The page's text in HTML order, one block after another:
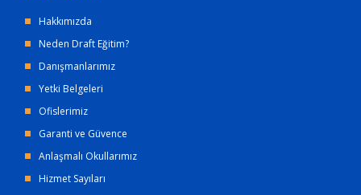
Hakkımızda
Neden Draft Eğitim?
Danışmanlarımız
Yetki Belgeleri
Ofislerimiz
Garanti ve Güvence
Anlaşmalı Okullarımız
Hizmet Sayıları